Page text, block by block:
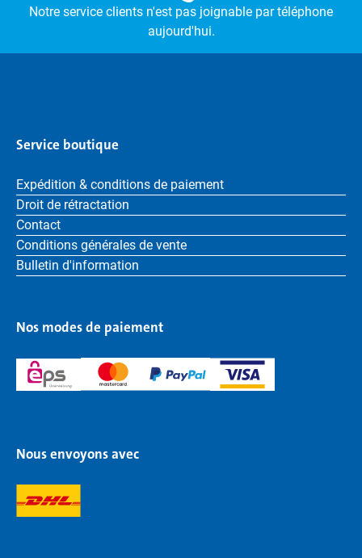
Notre service clients n'est pas joignable par téléphone
aujourd'hui.
Service boutique
Expédition & conditions de paiement
Droit de rétractation
Contact
Conditions générales de vente
Bulletin d'information
Nos modes de paiement
Nous envoyons avec